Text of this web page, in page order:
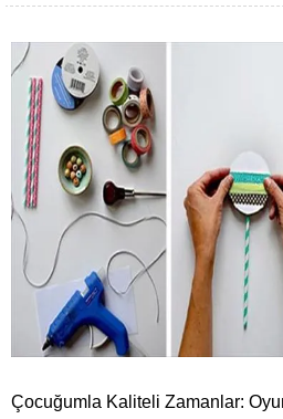
Çocuğumla Kaliteli Zamanlar: